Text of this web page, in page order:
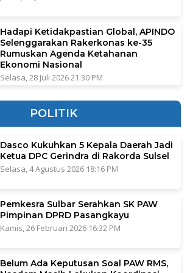
Hadapi Ketidakpastian Global, APINDO
Selenggarakan Rakerkonas ke-35
Rumuskan Agenda Ketahanan
Ekonomi Nasional
Selasa, 28 Juli 2026 21:30 PM
POLITIK
Dasco Kukuhkan 5 Kepala Daerah Jadi
Ketua DPC Gerindra di Rakorda Sulsel
Selasa, 4 Agustus 2026 18:16 PM
Pemkesra Sulbar Serahkan SK PAW
Pimpinan DPRD Pasangkayu
Kamis, 26 Februari 2026 16:32 PM
Belum Ada Keputusan Soal PAW RMS,